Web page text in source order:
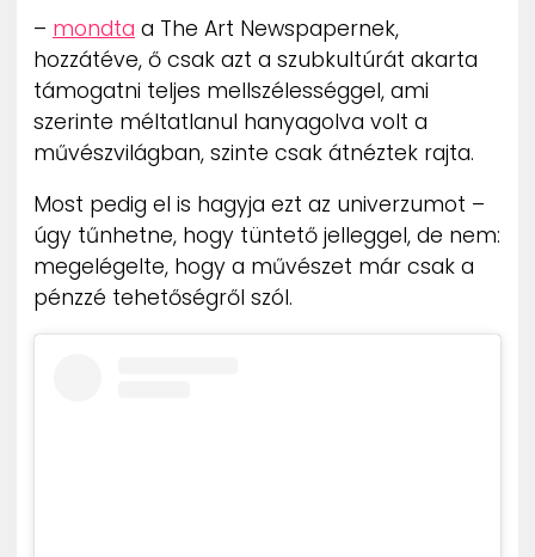
– mondta a The Art Newspapernek,
hozzátéve, ő csak azt a szubkultúrát akarta
támogatni teljes mellszélességgel, ami
szerinte méltatlanul hanyagolva volt a
művészvilágban, szinte csak átnéztek rajta.
Most pedig el is hagyja ezt az univerzumot –
úgy tűnhetne, hogy tüntető jelleggel, de nem:
megelégelte, hogy a művészet már csak a
pénzzé tehetőségről szól.